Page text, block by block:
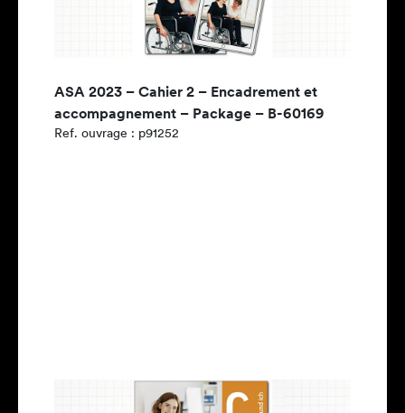
ASA 2023 – Cahier 2 – Encadrement et
accompagnement – Package – B-60169
Ref. ouvrage : p91252